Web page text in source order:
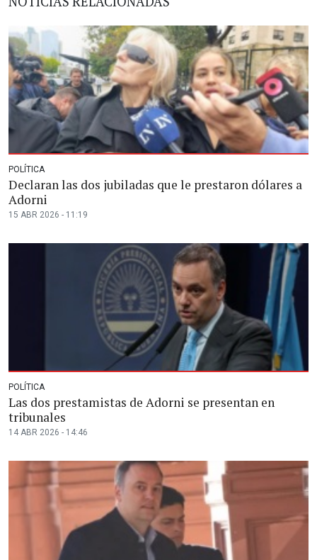
POLÍTICA
Declaran las dos jubiladas que le prestaron dólares a
Adorni
15 ABR 2026 - 11:19
POLÍTICA
Las dos prestamistas de Adorni se presentan en
tribunales
14 ABR 2026 - 14:46